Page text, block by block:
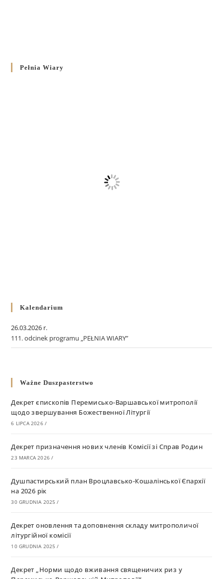
Pełnia Wiary
Kalendarium
26.03.2026 r.
111. odcinek programu „PEŁNIA WIARY”
Ważne Duszpasterstwo
Декрет єпископів Перемисько-Варшавської митрополії
щодо звершування Божественної Літургії
6 LIPCA 2026 /
Декрет призначення нових членів Комісії зі Справ Родин
23 MARCA 2026 /
Душпастирський план Вроцлавсько-Кошалінської Єпархії
на 2026 рік
30 GRUDNIA 2025 /
Декрет оновлення та доповнення складу митрополичої
літургійної комісії
10 GRUDNIA 2025 /
Декрет „Норми щодо вживання священичих риз у